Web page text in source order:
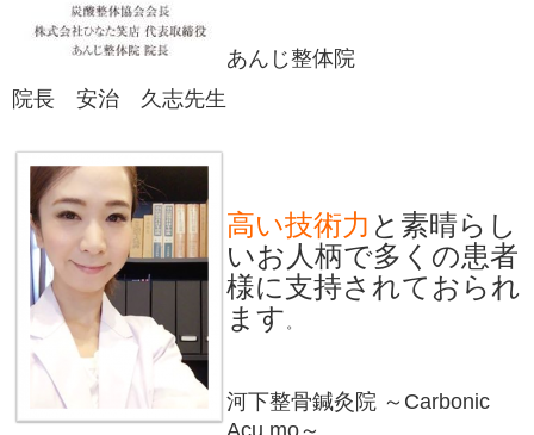
あんじ整体院
院長 安治 久志先生
高い技術力 と素晴らし
いお人柄で多くの患者
様に支持されておられ
ます 。
河下整骨鍼灸院 ～Carbonic
Acu.mo～